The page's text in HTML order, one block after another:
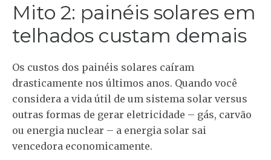
Mito 2: painéis solares em
telhados custam demais
Os custos dos painéis solares caíram
drasticamente nos últimos anos. Quando você
considera a vida útil de um sistema solar versus
outras formas de gerar eletricidade – gás, carvão
ou energia nuclear – a energia solar sai
vencedora economicamente.